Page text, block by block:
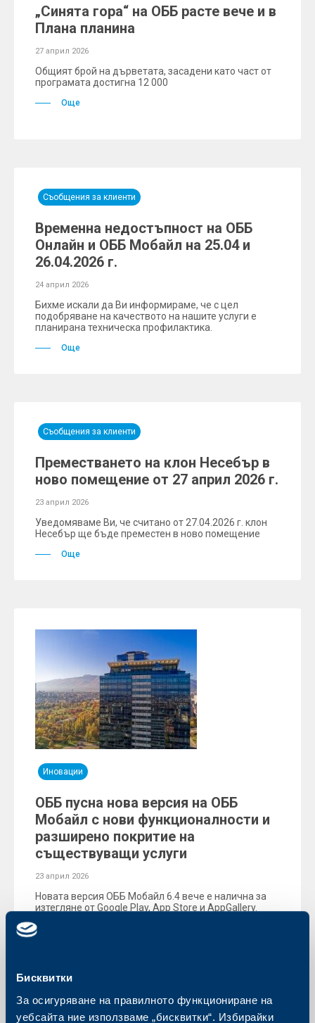
Бисквитки
За осигуряване на правилното функциониране на
уебсайта ние използваме „бисквитки“. Избирайки
„Синята гора“ на ОББ расте вече и в
Плана планина
27 април 2026
Общият брой на дърветата, засадени като част от
програмата достигна 12 000
Още
Съобщения за клиенти
Временна недостъпност на ОББ
Онлайн и ОББ Мобайл на 25.04 и
26.04.2026 г.
24 април 2026
Бихме искали да Ви информираме, че с цел
подобряване на качеството на нашите услуги е
планирана техническа профилактика.
Още
Съобщения за клиенти
Преместването на клон Несебър в
ново помещение от 27 април 2026 г.
23 април 2026
Уведомяваме Ви, че считано от 27.04.2026 г. клон
Несебър ще бъде преместен в ново помещение
Още
Иновации
ОББ пусна нова версия на ОББ
Мобайл с нови функционалности и
разширено покритие на
съществуващи услуги
23 април 2026
Новата версия ОББ Мобайл 6.4 вече е налична за
изтегляне от Google Play, App Store и AppGallery.